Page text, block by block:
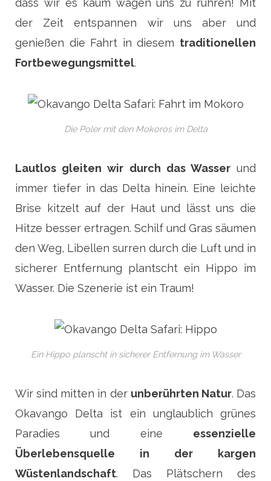
dass wir es kaum wagen uns zu rühren! Mit
der Zeit entspannen wir uns aber und
genießen die Fahrt in diesem traditionellen
Fortbewegungsmittel.
Die Poler mit den Mokoros im Delta
Lautlos gleiten wir durch das Wasserund
immer tiefer in das Delta hinein. Eine leichte
Brise kitzelt auf der Haut und lässt uns die
Hitze besser ertragen. Schilf und Gras säumen
den Weg, Libellen surren durch die Luft und in
sicherer Entfernung plantscht ein Hippo im
Wasser. Die Szenerie ist ein Traum!
Ein Hippo planscht in sicherer Entfernung im Wasser
Wir sind mitten in der unberührten Natur. Das
Okavango Delta ist ein unglaublich grünes
Paradies und eine essenzielle
Überlebensquelle in der kargen
Wüstenlandschaft. Das Plätschern des